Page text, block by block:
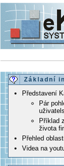
Základní
Představení
Pár
Příklad
života
Přehled
Videa na